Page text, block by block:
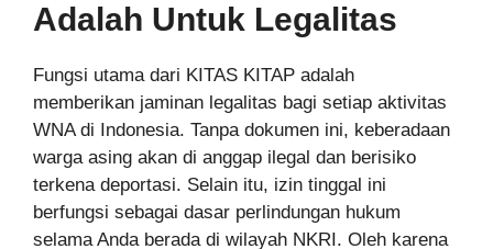
Adalah Untuk Legalitas
Fungsi utama dari KITAS KITAP adalah
memberikan jaminan legalitas bagi setiap aktivitas
WNA di Indonesia. Tanpa dokumen ini, keberadaan
warga asing akan di anggap ilegal dan berisiko
terkena deportasi. Selain itu, izin tinggal ini
berfungsi sebagai dasar perlindungan hukum
selama Anda berada di wilayah NKRI. Oleh karena